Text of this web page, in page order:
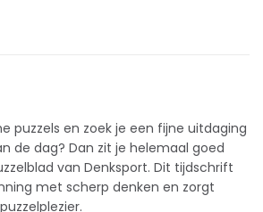
puzzels en zoek je een fijne uitdaging
de dag? Dan zit je helemaal goed
van Denksport. Dit tijdschrift
met scherp denken en zorgt